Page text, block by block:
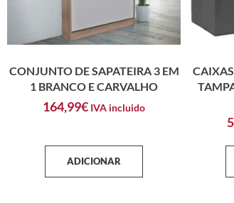
CONJUNTO DE SAPATEIRA 3 EM
1 BRANCO E CARVALHO
164,99€ IVA incluido
ADICIONAR